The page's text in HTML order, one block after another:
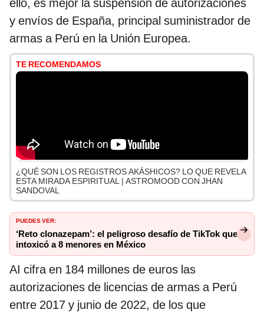
ello, es mejor la suspensión de autorizaciones
y envíos de España, principal suministrador de
armas a Perú en la Unión Europea.
TE RECOMENDAMOS
¿QUÉ SON LOS REGISTROS AKÁSHICOS? LO QUE REVELA
ESTA MIRADA ESPIRITUAL | ASTROMOOD CON JHAN
SANDOVAL
PUEDES VER:
‘Reto clonazepam’: el peligroso desafío de TikTok que
intoxicó a 8 menores en México
AI cifra en 184 millones de euros las
autorizaciones de licencias de armas a Perú
entre 2017 y junio de 2022, de los que